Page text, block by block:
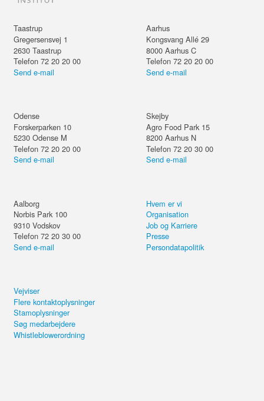
Taastrup
Gregersensvej 1
2630 Taastrup
Telefon 72 20 20 00
Send e-mail
Aarhus
Kongsvang Allé 29
8000 Aarhus C
Telefon 72 20 20 00
Send e-mail
Odense
Forskerparken 10
5230 Odense M
Telefon 72 20 20 00
Send e-mail
Skejby
Agro Food Park 15
8200 Aarhus N
Telefon 72 20 30 00
Send e-mail
Aalborg
Norbis Park 100
9310 Vodskov
Telefon 72 20 30 00
Send e-mail
Hvem er vi
Organisation
Job og Karriere
Presse
Persondatapolitik
Vejviser
Flere kontaktoplysninger
Stamoplysninger
Søg medarbejdere
Whistleblowerordning